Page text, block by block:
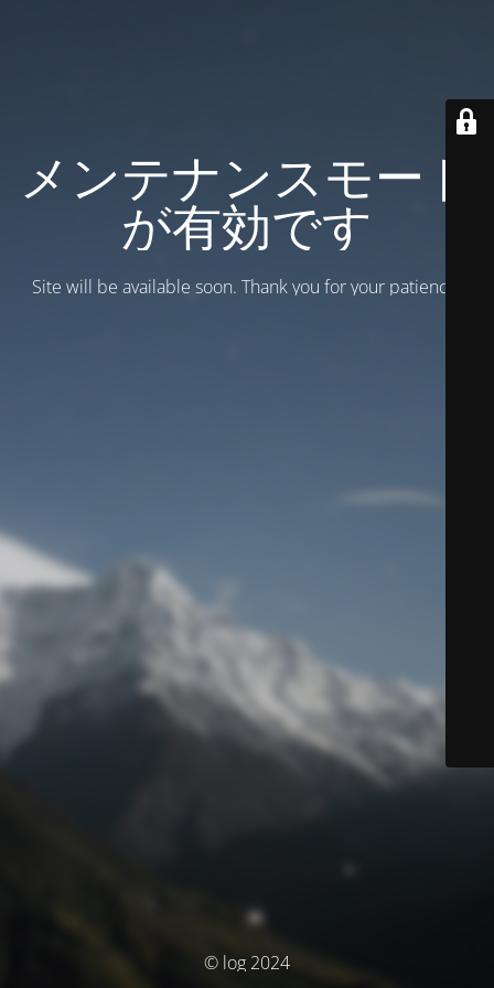
メンテナンスモード
が有効です
Site will be available soon. Thank you for your patience!
© log 2024